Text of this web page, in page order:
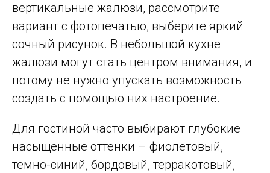
вертикальные жалюзи, рассмотрите
вариант с фотопечатью, выберите яркий
сочный рисунок. В небольшой кухне
жалюзи могут стать центром внимания, и
потому не нужно упускать возможность
создать с помощью них настроение.
Для гостиной часто выбирают глубокие
насыщенные оттенки – фиолетовый,
тёмно-синий, бордовый, терракотовый,